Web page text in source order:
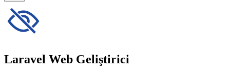
Laravel Web Geliştirici